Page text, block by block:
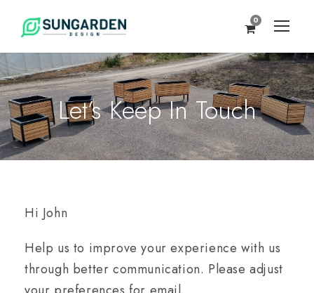
0
Let’s Keep In Touch
Hi John
Help us to improve your experience with us
through better communication. Please adjust